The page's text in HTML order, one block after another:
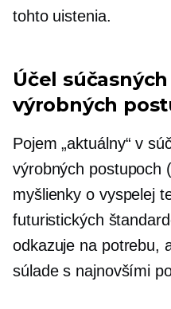
tohto uistenia.
Účel
výrobných
Pojem „aktuálny“ v
výrobných postupoch
myšlienky o vyspelej
futuristických
odkazuje na potrebu,
súlade s najnovšími